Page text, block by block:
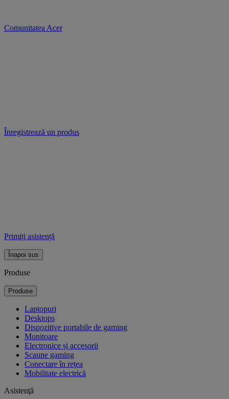
Comunitatea Acer
Înregistrează un produs
Primiți asistență
Înapoi sus
Produse
Produse
Laptopuri
Desktops
Dispozitive portabile de gaming
Monitoare
Electronice și accesorii
Scaune gaming
Conectare în reţea
Mobilitate electrică
Asistenţă